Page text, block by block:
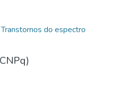
Transtornos do espectro